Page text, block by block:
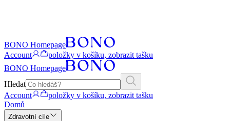
BONO Homepage
Account
položky v košíku, zobrazit tašku
BONO Homepage
Hledat
Account
položky v košíku, zobrazit tašku
Domů
Zdravotní cíle